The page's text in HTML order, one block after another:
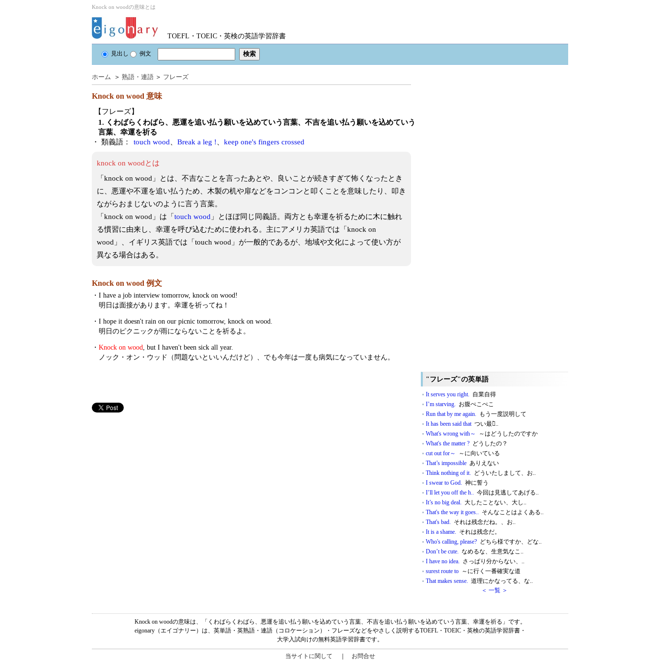
Knock on woodの意味とは
TOEFL・TOEIC・英検の英語学習辞書
見出し 例文
ホーム ＞ 熟語・連語 ＞ フレーズ
Knock on wood 意味
【フレーズ】
1. くわばらくわばら、悪運を追い払う願いを込めていう言葉、不吉を追い払う願いを込めていう
言葉、幸運を祈る
・ 類義語：
touch wood Break a leg ! keep one's fingers crossed
knock on woodとは
「knock on wood」とは、不吉なことを言ったあとや、良いことが続きすぎて怖くなったとき
に、悪運や不運を追い払うため、木製の机や扉などをコンコンと叩くことを意味したり、叩き
ながらおまじないのように言う言葉。
「knock on wood」は「 touch wood 」とほぼ同じ同義語。両方とも幸運を祈るために木に触れ
る慣習に由来し、幸運を呼び込むために使われる。主にアメリカ英語では「knock on
wood」、イギリス英語では「touch wood」が一般的であるが、地域や文化によって使い方が
異なる場合はある。
Knock on wood 例文
・ I have a job interview tomorrow, knock on wood!
明日は面接があります。幸運を祈ってね！
・ I hope it doesn't rain on our picnic tomorrow, knock on wood.
明日のピクニックが雨にならないことを祈るよ。
・ Knock on wood, but I haven't been sick all year.
ノック・オン・ウッド（問題ないといいんだけど）、でも今年は一度も病気になっていません。
"フレーズ"の英単語
It serves you right. 自業自得
I’m starving. お腹ぺこぺこ
Run that by me again. もう一度説明して
It has been said thatつい最近̀..
What's wrong with～
～はどうしたのですか
What's the matter ? どうしたの？
cut out for～
～に向いている
That’s impossible ありえない
Think nothing of it. どういたしまして、お..
I swear to God. 神に誓う
I’ll let you off the h.. 今回は見逃してあげる..
It’s no big deal. 大したことない、大し..
That's the way it goes.. そんなことはよくある..
That's bad. それは残念だね。、お..
It is a shame. それは残念だ。
Who's calling, please? どちら様ですか、どな..
Don’t be cute. なめるな、生意気なこ..
I have no idea. さっぱり分からない、..
surest route to ～に行く一番確実な道
That makes sense. 道理にかなってる、な..
＜ 一覧 ＞
Knock on woodの意味は、「くわばらくわばら、悪運を追い払う願いを込めていう言葉、不吉を追い払う願いを込めていう言葉、幸運を祈る」です。
eigonary（エイゴナリー）は、英単語・英熟語・連語（コロケーション）・フレーズなどをやさしく説明するTOEFL・TOEIC・英検の英語学習辞書・
大学入試向けの無料英語学習辞書です。
当サイトに関して お問合せ